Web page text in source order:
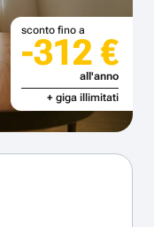
sconto fino a
-312 €
all'anno
+ giga illimitati